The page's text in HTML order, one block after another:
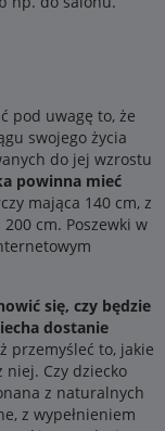
pod uwagę to, że
swojego życia
do jej wzrostu
powinna mieć
mająca 140 cm, z
cm. Poszewki w
się, czy będzie
dostanie
przemyśleć to, jakie
Czy dziecko
z naturalnych
z wypełnieniem